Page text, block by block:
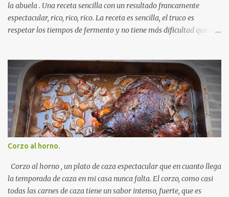
la abuela . Una receta sencilla con un resultado francamente
espectacular, rico, rico, rico. La receta es sencilla, el truco es
respetar los tiempos de fermento y no tiene más dificultad que esa
utilizarlo para otras recetas como tostas o picatostes.
INGREDIENTES para un Pan Casero: 850 Gr de Harina . 550 Gr de
Agua . Levadura de panadería, más o menos 50 Gr. ( preguntad en
la panadería que hay levaduras más potentes) Una cucharadita de
sal . RECETA para un Pan Casero: Mezclamos la harina con la sal y
la volcamos sobre una mesa plana ( para amasar ) Disolvemos la
levadura en el agua y poco a poco la agregamos a la harina (ya
mezclados y la masa ya no se nos pegue a los dedos amasamos
durante 10 minu...
Corzo al horno.
Corzo al horno , un plato de caza espectacular que en cuanto llega
la temporada de caza en mi casa nunca falta. El corzo, como casi
todas las carnes de caza tiene un sabor intenso, fuerte, que es